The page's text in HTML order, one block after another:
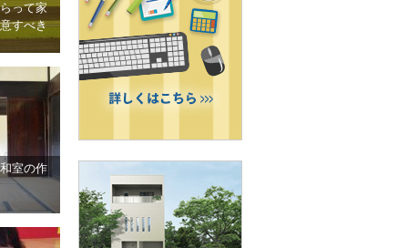
って家
すべき
室の作